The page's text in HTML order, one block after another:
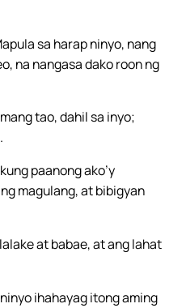
sa harap ninyo, nang
na nangasa dako roon ng
tao, dahil sa inyo;
paanong ako’y
magulang, at bibigyan
at babae, at ang lahat
ihahayag itong aming